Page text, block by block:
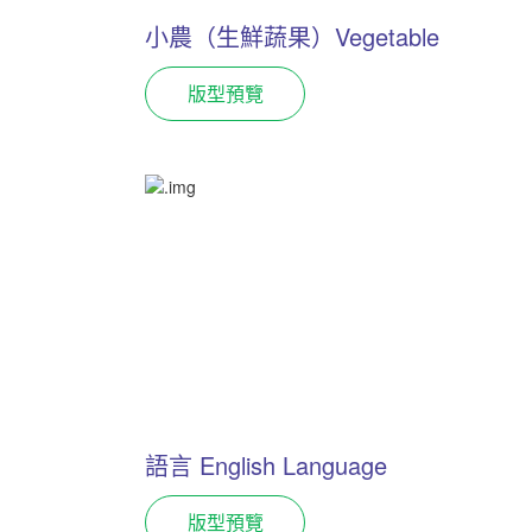
小農（生鮮蔬果）Vegetable
版型預覽
語言 English Language
版型預覽